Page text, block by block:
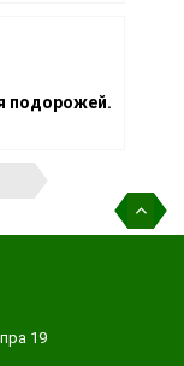
подорожей.
19